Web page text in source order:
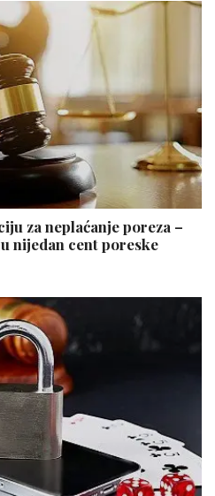
za neplaćanje poreza –
nijedan cent poreske